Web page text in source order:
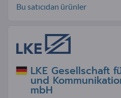
Bu satıcıdan ürünler
LKE Gesellschaft
und
mbH